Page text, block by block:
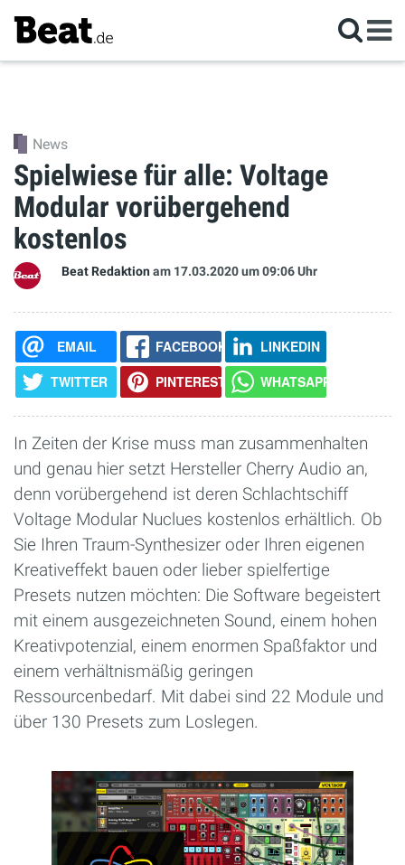
News
Spielwiese für alle: Voltage
Modular vorübergehend
kostenlos
Beat Redaktionam 17.03.2020um 09:06 Uhr
EMAIL FACEBOOK
LINKEDIN
TWITTER
PINTEREST WHATSAPP
In Zeiten der Krise muss man zusammenhalten
und genau hier setzt Hersteller Cherry Audio an,
denn vorübergehend ist deren Schlachtschiff
Voltage Modular Nuclues kostenlos erhältlich. Ob
Sie Ihren Traum-Synthesizer oder Ihren eigenen
Kreativeffekt bauen oder lieber spielfertige
Presets nutzen möchten: Die Software begeistert
mit einem ausgezeichneten Sound, einem hohen
Kreativpotenzial, einem enormen Spaßfaktor und
einem verhältnismäßig geringen
Ressourcenbedarf. Mit dabei sind 22 Module und
über 130 Presets zum Loslegen.